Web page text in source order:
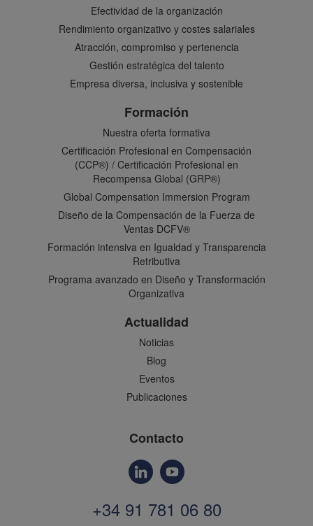
Efectividad de la organización
Rendimiento organizativo y costes salariales
Atracción, compromiso y pertenencia
Gestión estratégica del talento
Empresa diversa, inclusiva y sostenible
Formación
Nuestra oferta formativa
Certificación Profesional en Compensación
(CCP®) / Certificación Profesional en
Recompensa Global (GRP®)
Global Compensation Immersion Program
Diseño de la Compensación de la Fuerza de
Ventas DCFV®
Formación intensiva en Igualdad y Transparencia
Retributiva
Programa avanzado en Diseño y Transformación
Organizativa
Actualidad
Noticias
Blog
Eventos
Publicaciones
Contacto
+34 91 781 06 80